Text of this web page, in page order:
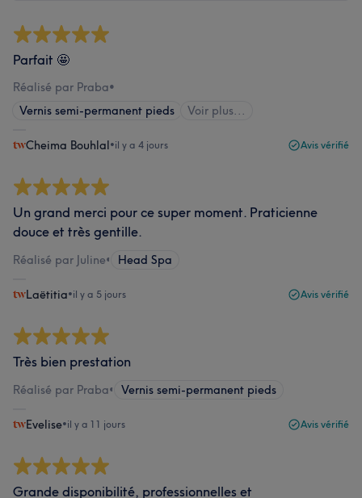
Parfait 🤩
Réalisé par Praba•
Vernis semi-permanent pieds
Voir plus...
Cheima Bouhlal•il y a 4 jours Avis vérifié
Un grand merci pour ce super moment. Praticienne
douce et très gentille.
Réalisé par Juline• Head Spa
Laëtitia•il y a 5 jours Avis vérifié
Très bien prestation
Réalisé par Praba• Vernis semi-permanent pieds
Evelise•il y a 11 jours Avis vérifié
Grande disponibilité, professionnelles et